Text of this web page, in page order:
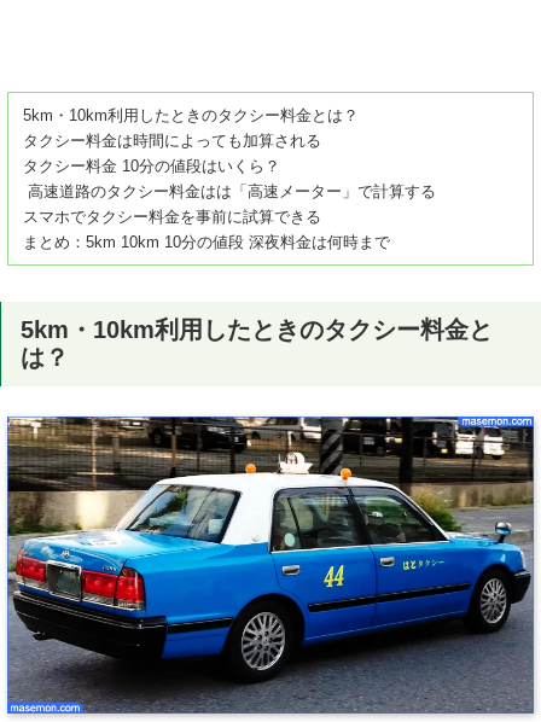
5km・10km利用したときのタクシー料金とは？
タクシー料金は時間によっても加算される
タクシー料金 10分の値段はいくら？
高速道路のタクシー料金はは「高速メーター」で計算する
スマホでタクシー料金を事前に試算できる
まとめ：5km 10km 10分の値段 深夜料金は何時まで
5km・10km利用したときのタクシー料金と
は？